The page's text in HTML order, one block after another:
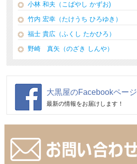
小林 和夫（こばやし かずお)
竹内 宏幸（たけうち ひろゆき）
福士 貴広（ふくし たかひろ）
野崎 真矢（のざき しんや）
大黒屋のFacebookページ
最新の情報をお届けします！